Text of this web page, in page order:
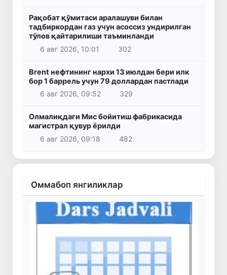
Рақобат қўмитаси аралашуви билан
тадбиркордан газ учун асоссиз ундирилган
тўлов қайтарилиши таъминланди
6 авг 2026, 10:01
302
Brent нефтининг нархи 13 июлдан бери илк
бор 1 баррель учун 79 доллардан пастлади
6 авг 2026, 09:52
329
Олмалиқдаги Мис бойитиш фабрикасида
магистрал қувур ёрилди
6 авг 2026, 09:18
482
Оммабоп янгиликлар